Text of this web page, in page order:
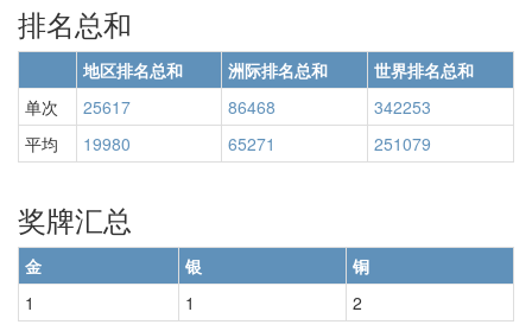
排名总和
地区排名总和 洲际排名总和
世界排名总和
单次
25617 86468
342253
平均
19980 65271 251079
奖牌汇总
金 银
铜
1
1 2